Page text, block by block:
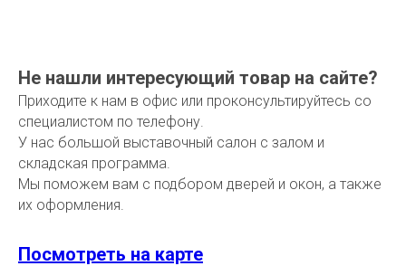
Не нашли интересующий товар на сайте?
Приходите к нам в офис или проконсультируйтесь со
специалистом по телефону.
У нас большой выставочный салон с залом и
складская программа.
Мы поможем вам с подбором дверей и окон, а также
их оформления.
Посмотреть на карте